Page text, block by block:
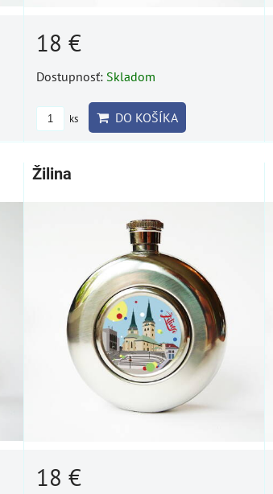
18 €
Dostupnosť: Skladom
ks DO KOŠÍKA
Žilina
18 €